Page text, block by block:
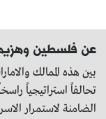
عن فلسطين
بين هذه الممالك
تحالفاً استراتيجياً
الضامنة لاستمرار